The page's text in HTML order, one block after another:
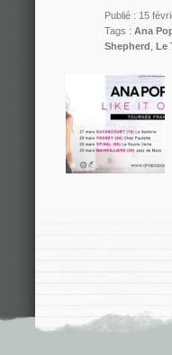
Publié : 15
Tags : Ana
Shepherd Le